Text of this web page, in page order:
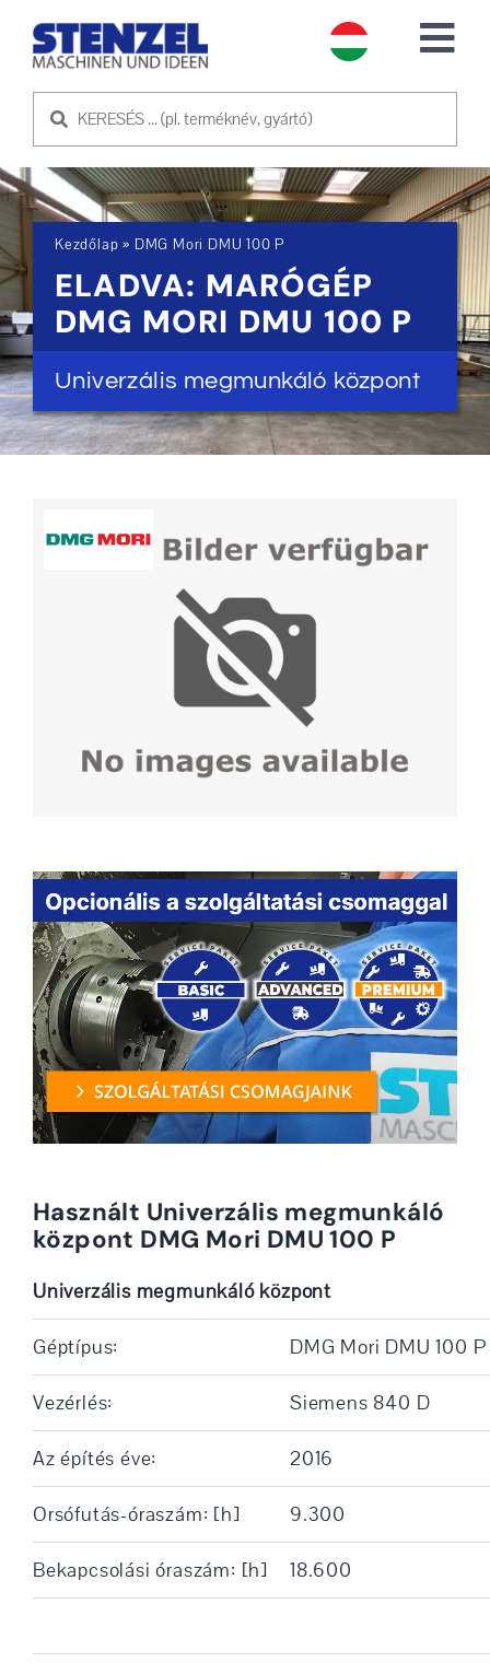
HASZNÁLT GÉPEK
ELADÓ GÉP
SZOLGÁLTATÁS
RÓLUNK
KAPCSOLATFELVÉTEL
Kezdőlap » DMG Mori DMU 100 P
ELADVA: MARÓGÉP
DMG MORI DMU 100 P
Univerzális megmunkáló központ
Használt Univerzális megmunkáló
központ DMG Mori DMU 100 P
Univerzális megmunkáló központ
Géptípus: DMG Mori DMU 100
Vezérlés: Siemens 840 D
Az építés éve: 2016
Orsófutás-óraszám: [h] 9.300
Bekapcsolási óraszám: [h] 18.600